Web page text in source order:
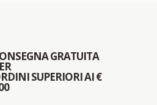
GRATUITA
SUPERIORI AI €